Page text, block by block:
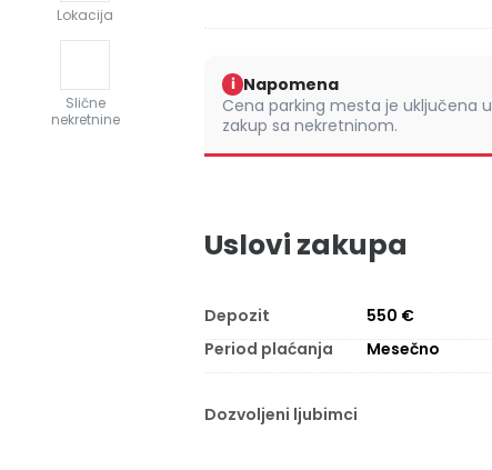
Lokacija
Slične
nekretnine
i Napomena
Cena parking mesta je uključena
zakup sa nekretninom.
Uslovi zakupa
Depozit 550 €
Period plaćanja
Mesečno
Dozvoljeni ljubimci